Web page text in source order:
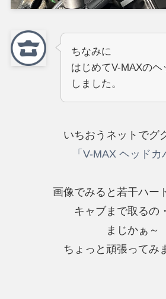
ちなみに
はじめてV-MAXの
しました。
いちおうネットでグ
「V-MAX ヘッドカ
画像でみると若干ハー
キャブまで取るの
まじかぁ～
ちょっと頑張ってみ